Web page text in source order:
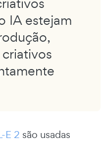
IA estejam
E 2 são usadas